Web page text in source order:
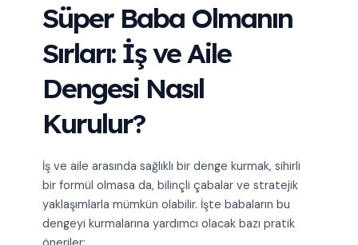
Süper Baba Olmanın
Sırları: İş ve Aile
Dengesi Nasıl
Kurulur?
İş ve aile arasında sağlıklı bir denge kurmak, sihirli
bir formül olmasa da, bilinçli çabalar ve stratejik
yaklaşımlarla mümkün olabilir. İşte babaların bu
dengeyi kurmalarına yardımcı olacak bazı pratik